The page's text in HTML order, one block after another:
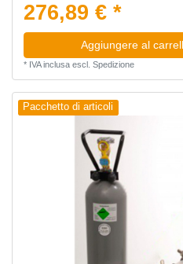
276,89 € *
Aggiungere al
* IVA inclusaescl. Spedizione
Pacchetto di articoli